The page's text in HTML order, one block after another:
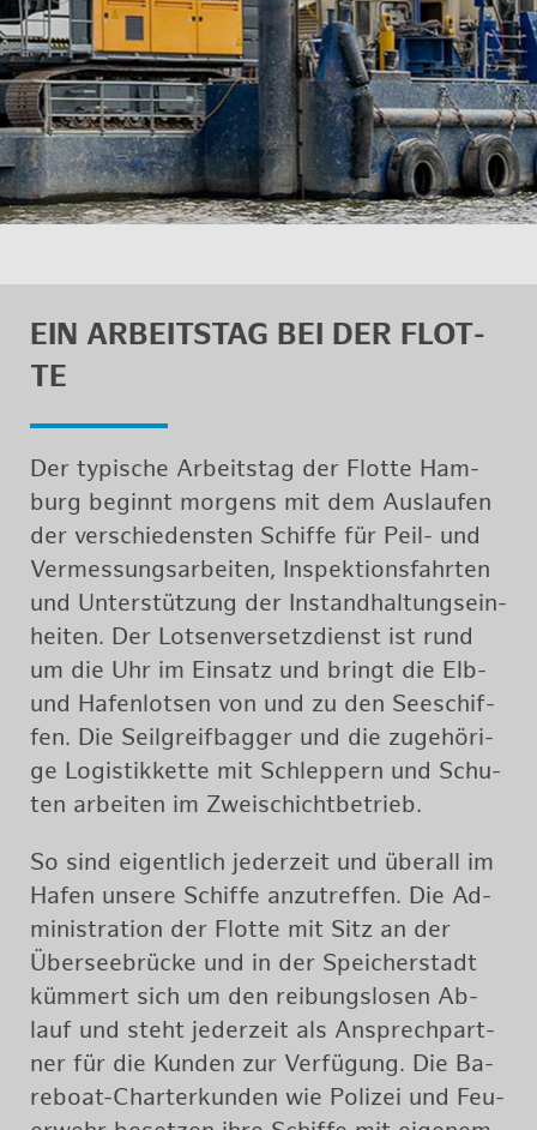
EIN AR­BEITS­TAG BEI DER FLOT­
TE
Der ty­pi­sche Ar­beits­tag der Flot­te Ham­
burg be­ginnt mor­gens mit dem Aus­lau­fen
der ver­schie­dens­ten Schif­fe für Peil- und
Ver­mes­sungs­ar­bei­ten, In­spek­ti­ons­fahr­ten
und Un­ter­stüt­zung der In­stand­hal­tungs­ein­
hei­ten. Der Lot­sen­ver­setz­dienst ist rund
um die Uhr im Ein­satz und bringt die Elb-
und Ha­fen­lot­sen von und zu den See­schif­
fen. Die Seil­g­reif­bag­ger und die zu­ge­hö­ri­
ge Lo­gis­tik­ket­te mit Schlep­pern und Schu­
ten ar­bei­ten im Zwei­schicht­be­trieb.
So sind ei­gent­lich je­der­zeit und über­all im
Hafen un­se­re Schif­fe an­zu­tref­fen. Die Ad­
mi­nis­tra­ti­on der Flot­te mit Sitz an der
Über­see­brü­cke und in der Spei­cher­stadt
küm­mert sich um den rei­bungs­lo­sen Ab­
lauf und steht je­der­zeit als An­sprech­part­
ner für die Kun­den zur Ver­fü­gung. Die Ba­
re­boat-Char­ter­kun­den wie Po­li­zei und Feu­